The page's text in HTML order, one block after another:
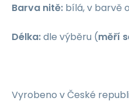
Barva nitě: bílá, v barvě
Délka:dle výběru (měří
Vyrobeno v České